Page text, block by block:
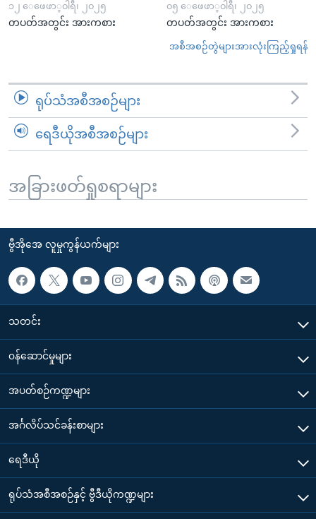
၁၂ ေဖေဖာ္၀ါရီ၊ ၂၀၂၅
တပတ်အတွင်း အားကစား
၀၅ ေဖေဖာ္၀ါရီ၊ ၂၀၂၅
တပတ်အတွင်း အားကစား
အစီအစဉ်တွဲများအားလုံးကြည့်ရှုရန်
ရုပ်သံအစီအစဉ်များ
ရေဒီယိုအစီအစဉ်များ
အခြားဖတ်ရှုစရာများ
ဗွီအိုအေ လူမှုကွန်ယက်များ
သတင်း
၀န်ဆောင်မှုများ
အပတ်စဉ်ကဏ္ဍများ
အင်္ဂလိပ်သင်ခန်းစာများ
ရေဒီယို
ရုပ်သံအစီအစဉ်နှင့် ဗွီဒီယိုကဏ္ဍများ